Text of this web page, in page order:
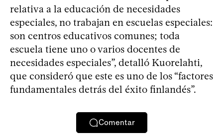
relativa a la educación de necesidades
especiales, no trabajan en escuelas especiales:
son centros educativos comunes; toda
escuela tiene uno o varios docentes de
necesidades especiales”, detalló Kuorelahti,
que consideró que este es uno de los “factores
fundamentales detrás del éxito finlandés”.
Comentar